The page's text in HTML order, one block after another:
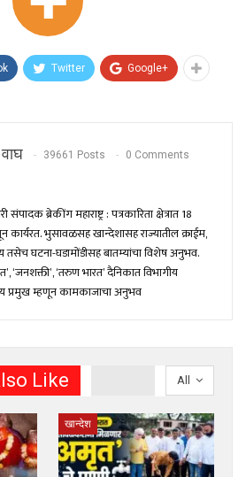
Twitter Google+
39661 Posts 0 Comments
संपादक ब्रेकींग महाराष्ट्र : पत्रकारिता क्षेत्रात 18
कार्यरत. भुसावळसह खान्देशासह राज्यातील क्राईम,
तसेच घटना-घडामोंडीसह बातम्यांचा विशेष अनुभव.
‘जनशक्ती’, ‘तरुण भारत’ दैनिकात विभागीय
प्रमुख म्हणून कामकाजाचा अनुभव
All
Like
खान्देश